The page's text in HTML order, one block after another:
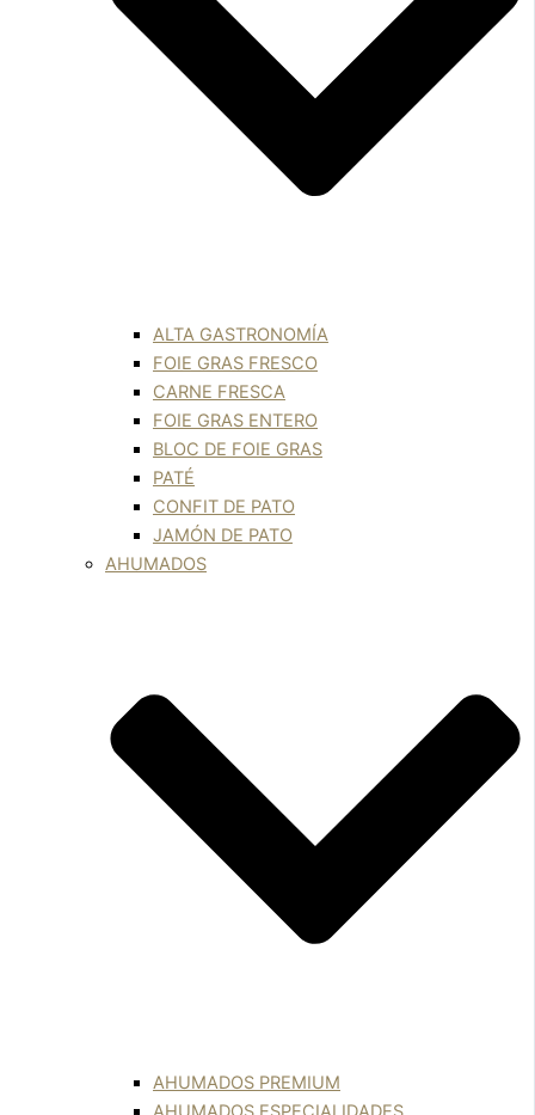
ALTA GASTRONOMÍA
FOIE GRAS FRESCO
CARNE FRESCA
FOIE GRAS ENTERO
BLOC DE FOIE GRAS
PATÉ
CONFIT DE PATO
JAMÓN DE PATO
AHUMADOS
AHUMADOS PREMIUM